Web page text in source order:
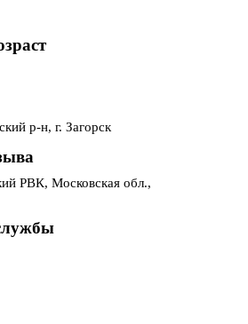
р-н, г. Загорск
РВК, Московская обл.,